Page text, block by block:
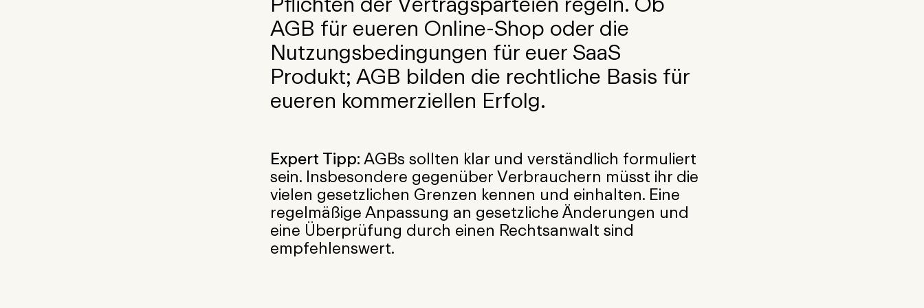
AGB für eueren Online-Shop oder die
Nutzungsbedingungen für euer SaaS
Produkt; AGB bilden die rechtliche Basis für
eueren kommerziellen Erfolg.
Expert Tipp:AGBs sollten klar und verständlich formuliert
sein. Insbesondere gegenüber Verbrauchern müsst ihr die
vielen gesetzlichen Grenzen kennen und einhalten. Eine
regelmäßige Anpassung an gesetzliche Änderungen und
eine Überprüfung durch einen Rechtsanwalt sind
empfehlenswert.